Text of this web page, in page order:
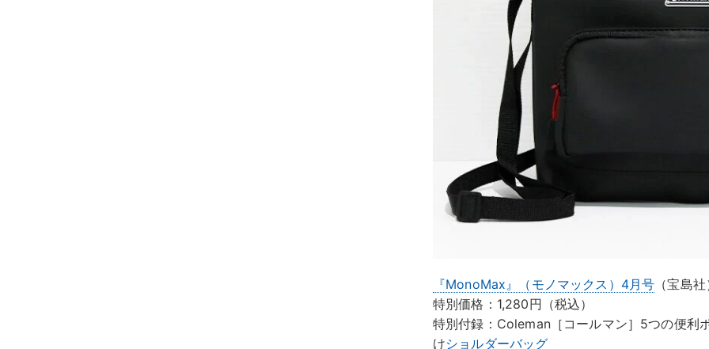
『MonoMax』（モノマックス）4月号 （宝島
特別価格：1,280円（税込）
特別付録：Coleman［コールマン］5つの便利
けショルダーバッグ